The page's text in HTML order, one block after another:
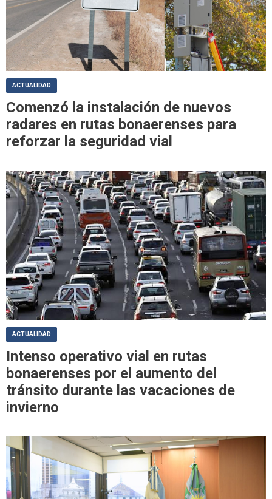
ACTUALIDAD
Comenzó la instalación de nuevos
radares en rutas bonaerenses para
reforzar la seguridad vial
ACTUALIDAD
Intenso operativo vial en rutas
bonaerenses por el aumento del
tránsito durante las vacaciones de
invierno